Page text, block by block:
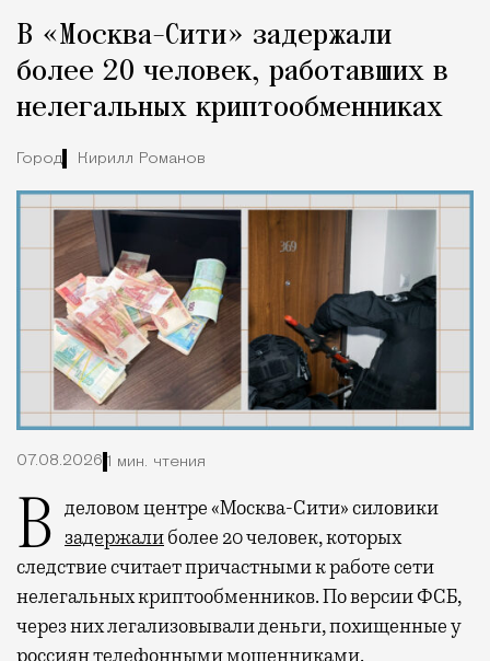
Город
В «Москва-Сити» задержали
более 20 человек, работавших в
нелегальных криптообменниках
Город Кирилл Романов
07.08.2026 1 мин. чтения
В деловом центре «Москва-Сити» силовики
задержалиболее 20 человек, которых
следствие считает причастными к работе сети
нелегальных криптообменников. По версии ФСБ,
через них легализовывали деньги, похищенные у
россиян телефонными мошенниками.